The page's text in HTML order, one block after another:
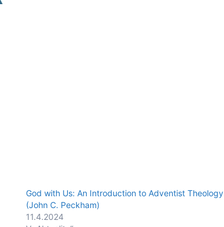
God with Us: An Introduction to Adventist Theology
(John C. Peckham)
11.4.2024